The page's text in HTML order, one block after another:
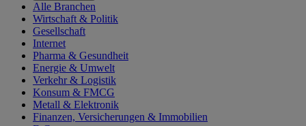
Alle Branchen
Wirtschaft & Politik
Gesellschaft
Internet
Pharma & Gesundheit
Energie & Umwelt
Verkehr & Logistik
Konsum & FMCG
Metall & Elektronik
Finanzen, Versicherungen & Immobilien